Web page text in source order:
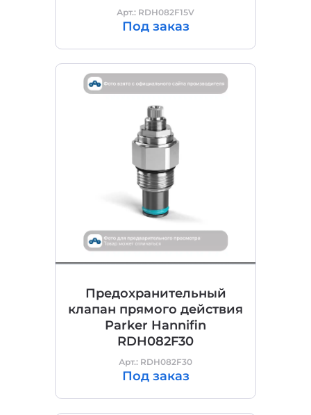
Арт.: RDH082F15V
Под заказ
Предохранительный
клапан прямого действия
Parker Hannifin
RDH082F30
Арт.: RDH082F30
Под заказ